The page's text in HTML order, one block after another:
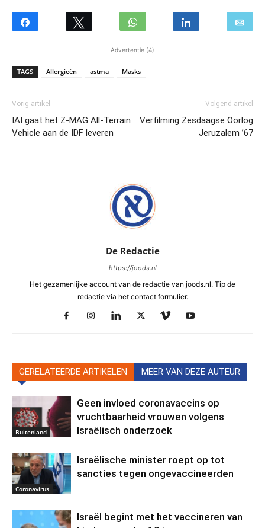
Advertentie (4)
TAGS Allergieën astma Masks
Vorig artikel
IAI gaat het Z-MAG All-Terrain
Vehicle aan de IDF leveren
Volgend artikel
Verfilming Zesdaagse Oorlog
Jeruzalem ’67
De Redactie
https://joods.nl
Het gezamenlijke account van de redactie van joods.nl. Tip de
redactie via het contact formulier.
GERELATEERDE ARTIKELEN MEER VAN DEZE AUTEUR
Buitenland
Geen invloed coronavaccins op
vruchtbaarheid vrouwen volgens
Israëlisch onderzoek
Coronavirus
Israëlische minister roept op tot
sancties tegen ongevaccineerden
Israël begint met het vaccineren van